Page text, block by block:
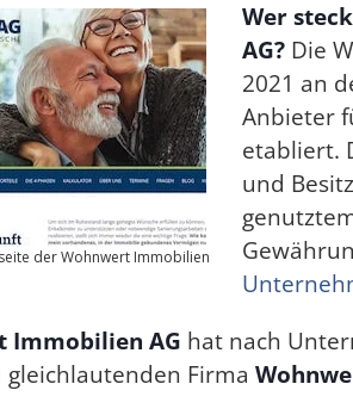
der Wohnwert Immobilien
Wer
AG?Die
2021 an
Anbieter
etabliert.
und
Immobilien AG hat nach
Firma